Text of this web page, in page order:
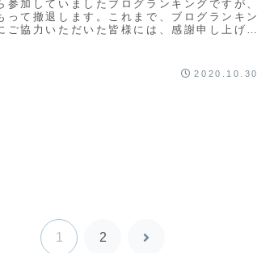
参加していましたブログランキングですが、
って撤退します。これまで、ブログランキン
ご協力いただいた皆様には、感謝申し上げま
2020.10.30
1 2
次